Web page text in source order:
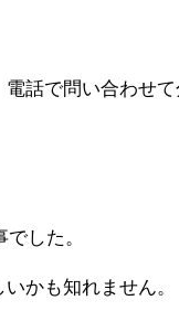
話で問い合わせて
した。
かも知れません。